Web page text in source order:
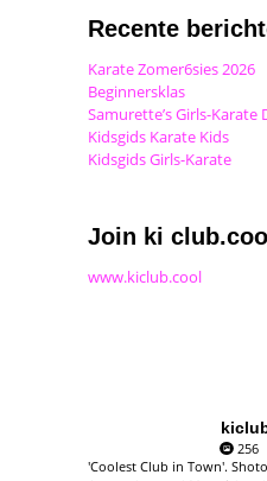
Recente
Karate Zomer6sies 2026
Beginnersklas
Samurette’s Girls-Karate
Kidsgids Karate Kids
Kidsgids Girls-Karate
Join ki club.cool
www.kiclub.cool
256
'Coolest Club in Town'.